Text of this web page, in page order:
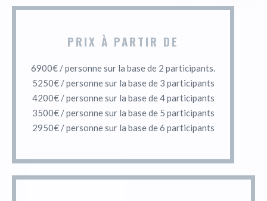
PRIX À PARTIR DE
6900€ / personne sur la base de 2 participants.
5250€ / personne sur la base de 3 participants
4200€ / personne sur la base de 4 participants
3500€ / personne sur la base de 5 participants
2950€ / personne sur la base de 6 participants